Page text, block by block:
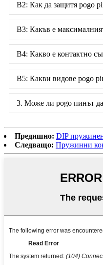
В2: Как да защитя pogo
В3: Какъв е
В4: Какво е контактно
В5: Какви видове pogo
3. Може ли pogo пинът
Предишно: DIP
Следващо: Пружинни